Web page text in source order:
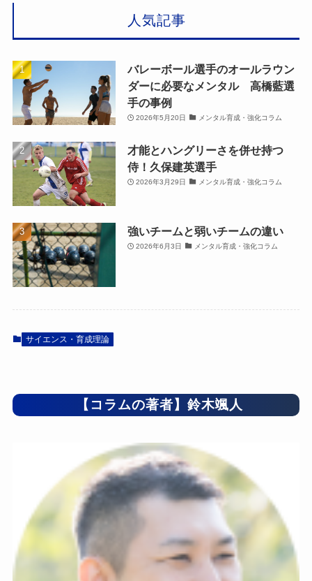
人気記事
バレーボール選手のオールラウン
ダーに必要なメンタル 高橋藍選
手の事例
2026年5月20日 メンタル育成・強化コラム
才能とハングリーさを併せ持つ
侍！久保建英選手
2026年3月29日 メンタル育成・強化コラム
強いチームと弱いチームの違い
2026年6月3日 メンタル育成・強化コラム
サイエンス・育成理論
【コラムの著者】鈴木颯人